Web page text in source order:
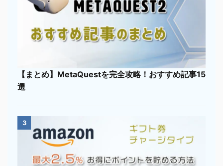
【まとめ】MetaQuestを完全攻略！おすすめ記事15
選
3